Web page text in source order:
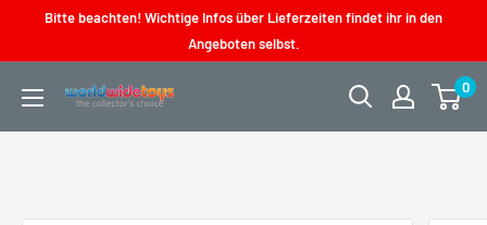
Bitte beachten! Wichtige Infos über Lieferzeiten findet ihr in den
Angeboten selbst.
worldwidetoys
0